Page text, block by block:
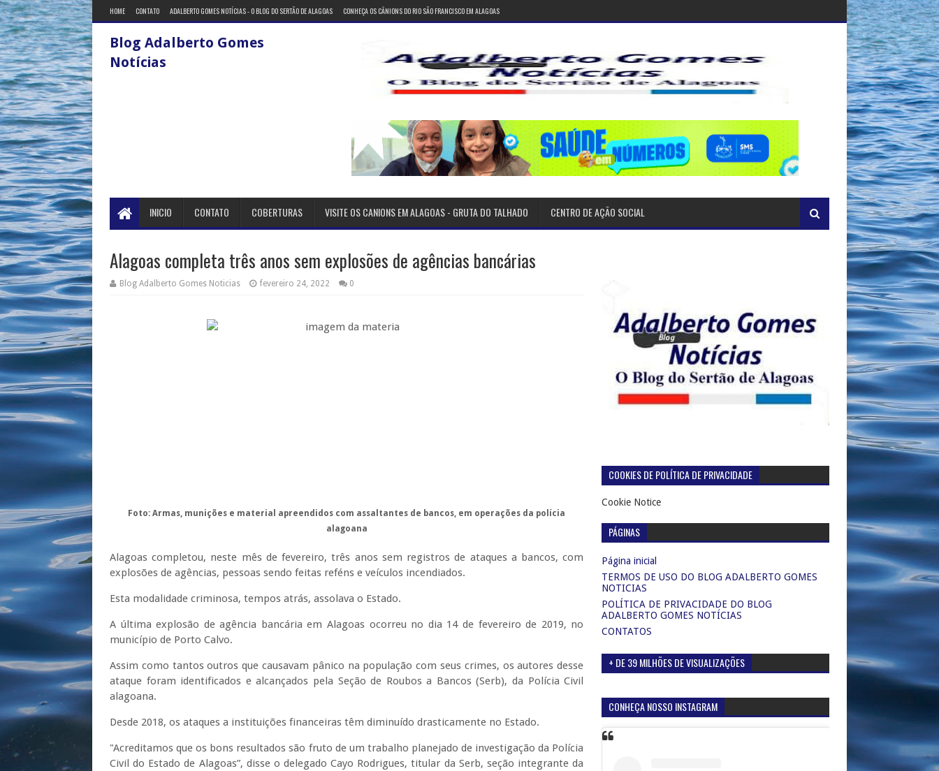
HOME CONTATO ADALBERTO GOMES NOTÍCIAS - O BLOG DO SERTÃO DE ALAGOAS CONHEÇA OS CÂNIONS DO RIO SÃO FRANCISCO EM ALAGOAS
Blog Adalberto Gomes
Notícias
INICIO CONTATO COBERTURAS VISITE OS CANIONS EM ALAGOAS - GRUTA DO TALHADO CENTRO DE AÇÃO SOCIAL
Alagoas completa três anos sem explosões de agências bancárias
Blog Adalberto Gomes Noticias fevereiro 24, 2022 0
Foto: Armas, munições e material apreendidos com assaltantes de bancos, em operações da polícia
alagoana
Alagoas completou, neste mês de fevereiro, três anos sem registros de ataques a bancos, com
explosões de agências, pessoas sendo feitas reféns e veículos incendiados.
Esta modalidade criminosa, tempos atrás, assolava o Estado.
A última explosão de agência bancária em Alagoas ocorreu no dia 14 de fevereiro de 2019, no
município de Porto Calvo.
Assim como tantos outros que causavam pânico na população com seus crimes, os autores desse
ataque foram identificados e alcançados pela Seção de Roubos a Bancos (Serb), da Polícia Civil
alagoana.
Desde 2018, os ataques a instituições financeiras têm diminuído drasticamente no Estado.
"Acreditamos que os bons resultados são fruto de um trabalho planejado de investigação da Polícia
Civil do Estado de Alagoas”, disse o delegado Cayo Rodrigues, titular da Serb, seção integrante da
COOKIES DE POLÍTICA DE PRIVACIDADE
Cookie Notice
PÁGINAS
Página inicial
TERMOS DE USO DO BLOG ADALBERTO GOMES
NOTICIAS
POLÍTICA DE PRIVACIDADE DO BLOG
ADALBERTO GOMES NOTÍCIAS
CONTATOS
+ DE 39 MILHÕES DE VISUALIZAÇÕES
CONHEÇA NOSSO INSTAGRAM